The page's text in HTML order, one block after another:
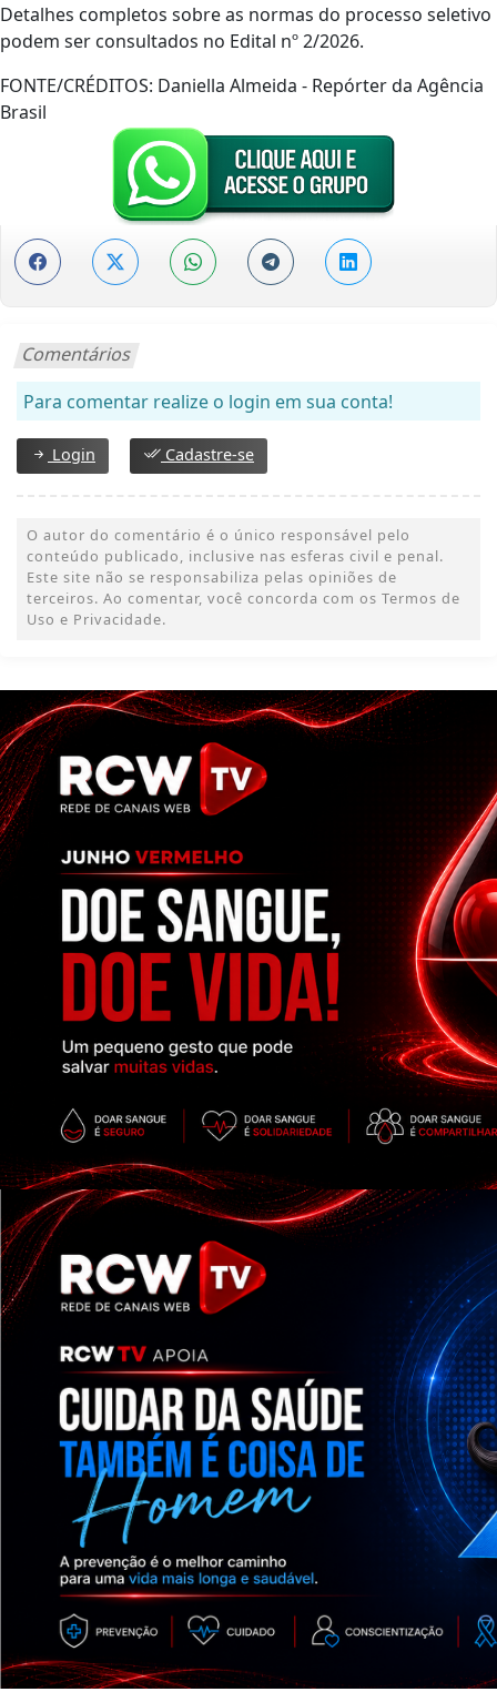
Detalhes completos sobre as normas do processo seletivo
podem ser consultados no Edital nº 2/2026.
FONTE/CRÉDITOS: Daniella Almeida - Repórter da Agência
Brasil
Comentários
Para comentar realize o login em sua conta!
Login Cadastre-se
O autor do comentário é o único responsável pelo
conteúdo publicado, inclusive nas esferas civil e penal.
Este site não se responsabiliza pelas opiniões de
terceiros. Ao comentar, você concorda com os Termos de
Uso e Privacidade.